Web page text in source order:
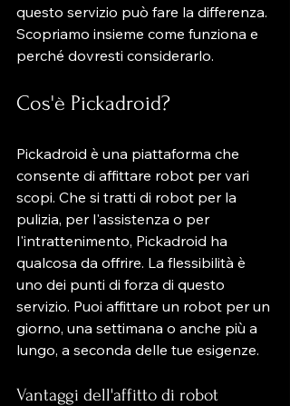
questo servizio può fare la differenza.
Scopriamo insieme come funziona e
perché dovresti considerarlo.
Cos'è Pickadroid?
Pickadroid è una piattaforma che
consente di affittare robot per vari
scopi. Che si tratti di robot per la
pulizia, per l'assistenza o per
l'intrattenimento, Pickadroid ha
qualcosa da offrire. La flessibilità è
uno dei punti di forza di questo
servizio. Puoi affittare un robot per un
giorno, una settimana o anche più a
lungo, a seconda delle tue esigenze.
Vantaggi dell'affitto di robot